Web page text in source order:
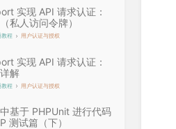
实现 API 请求认证：
私人访问令牌）
程 用户认证与授权
实现 API 请求认证：
解
程 用户认证与授权
基于 PHPUnit 进行代码
测试篇（下）